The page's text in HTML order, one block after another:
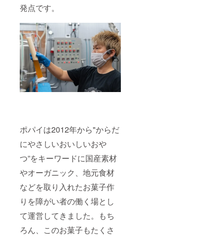
発点です。
ポパイは2012年から"からだ
にやさしいおいしいおや
つ”をキーワードに国産素材
やオーガニック、地元食材
などを取り入れたお菓子作
りを障がい者の働く場とし
て運営してきました。もち
ろん、このお菓子もたくさ